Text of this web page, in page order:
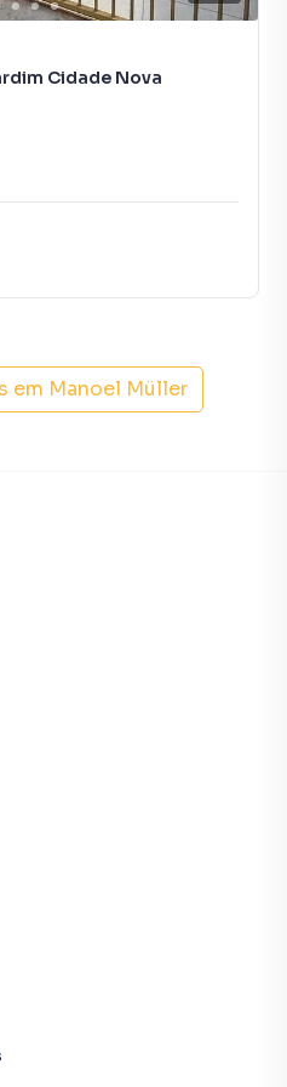
Cidade Nova
em Manoel Müller